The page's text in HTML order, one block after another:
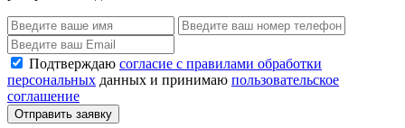
Подтверждаю согласие с правилами обработки
персональных данных и принимаю пользовательское
соглашение
Отправить заявку